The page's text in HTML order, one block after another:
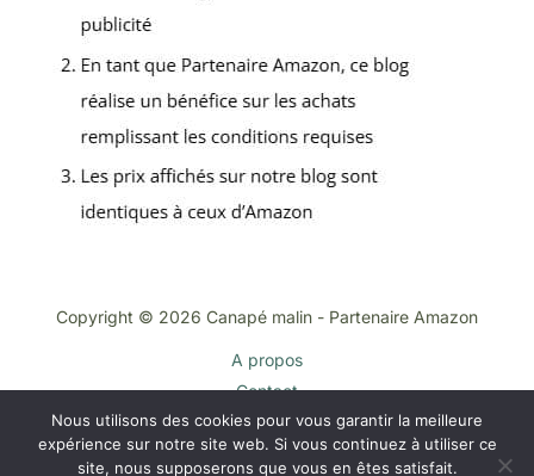
Copyright © 2026 Canapé malin - Partenaire Amazon
A propos
Contact
Plan du site
Mentions légales
Nous utilisons des cookies pour vous garantir la meilleure
expérience sur notre site web. Si vous continuez à utiliser ce
site, nous supposerons que vous en êtes satisfait.